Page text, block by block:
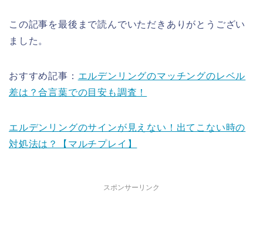
この記事を最後まで読んでいただきありがとうござい
ました。
おすすめ記事： エルデンリングのマッチングのレベル
差は？合言葉での目安も調査！
エルデンリングのサインが見えない！出てこない時の
対処法は？【マルチプレイ】
スポンサーリンク